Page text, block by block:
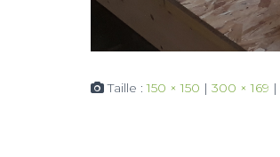
Taille :150 × 150 | 300 × 169 |